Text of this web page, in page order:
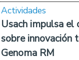
Actividades
Usach impulsa el
sobre innovación
Genoma RM